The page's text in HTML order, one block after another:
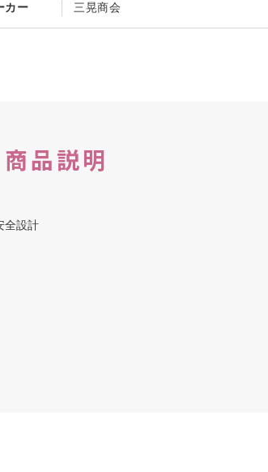
カー 三晃商会
商品説明
全設計